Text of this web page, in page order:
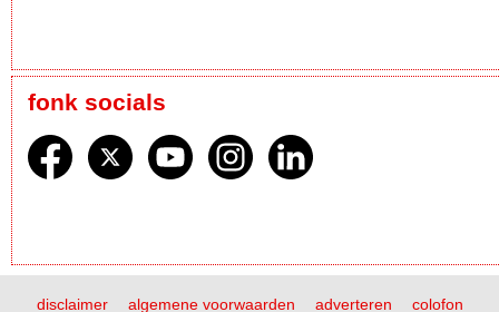
fonk socials
disclaimer algemene voorwaarden adverteren colofon